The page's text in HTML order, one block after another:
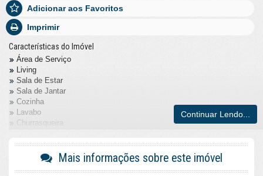
Adicionar aos Favoritos
Imprimir
Características do Imóvel
Área de Serviço
Living
Sala de Estar
Sala de Jantar
Cozinha
Lavabo
Churrasqueira
Andar Alto
Vista Livre
Acabamento em Gesso
Continuar Lendo...
Mais informações sobre este imóvel